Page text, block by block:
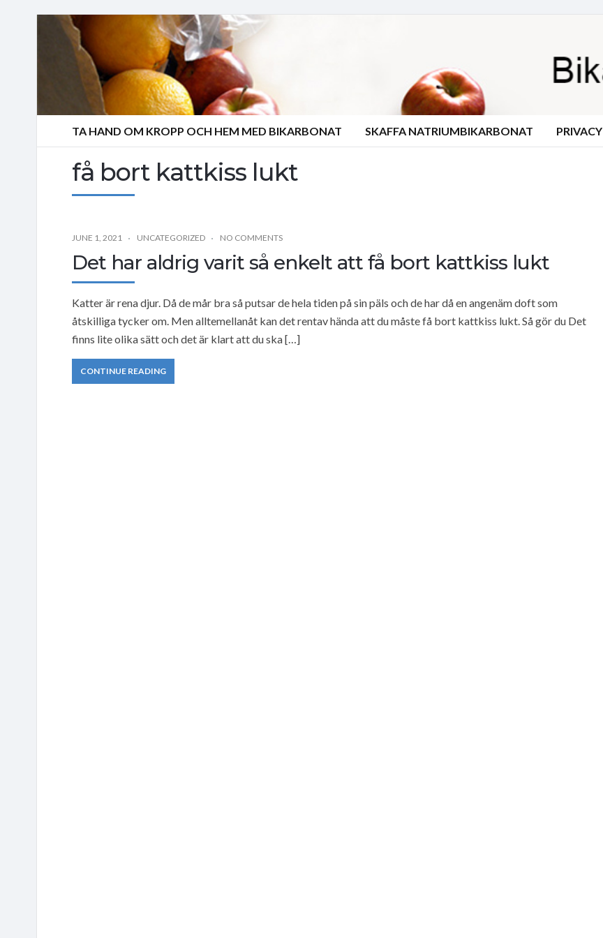
TA HAND OM KROPP OCH HEM MED BIKARBONAT SKAFFA NATRIUMBIKARBONAT PRIVACY
få bort kattkiss lukt
JUNE 1, 2021 UNCATEGORIZED NO COMMENTS
Det har aldrig varit så enkelt att få bort kattkiss lukt
Katter är rena djur. Då de mår bra så putsar de hela tiden på sin päls och de har då en angenäm doft som
åtskilliga tycker om. Men alltemellanåt kan det rentav hända att du måste få bort kattkiss lukt. Så gör du Det
finns lite olika sätt och det är klart att du ska […]
CONTINUE READING